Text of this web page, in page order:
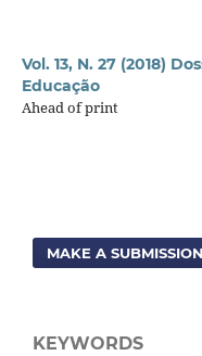
Vol. 13, N. 27 (2018)
Educação
Ahead of print
MAKE A SUBMISSION
KEYWORDS